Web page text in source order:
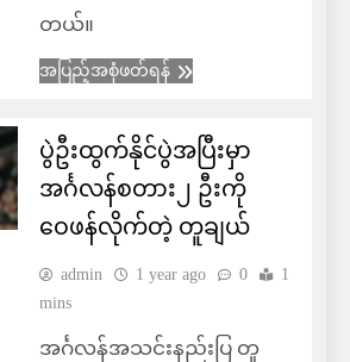
တယ်။
အပြည့်အစုံဖတ်ရန်
ပွဲဦးထွက်နိုင်ပွဲအပြီးမှာ
အင်္ဂလန်စတား၂ ဦးကို
ဝေဖန်လိုက်တဲ့ တူချယ်
admin 1 year ago 0
1
mins
အင်္ဂလန်အသင်းနည်းပြ တူ